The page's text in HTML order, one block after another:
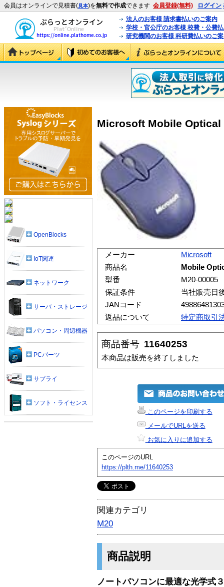
会員はオンラインで見積書(見本)を無料で作成できます 会員登録(無料) ログイン
法人のお客様 請求書払いのご案内
学校・官公庁のお客様 校費・公費
研究機関のお客様 科研費払いのご
Microsoft Mobile Optical
メーカー
Microsoft
商品名
Mobile
型番
M20-00005
保証条件
当社販売日
JANコード
返品について
特定商取引
商品番号 11640253
本商品は販売を終了しました
このページを印刷する
メールでURLを送る
お気に入りに追加する
このページのURL
https://plth.me/11640253
関連カテゴリ
M20
商品説明
ノートパソコンに最適な光学式
OpenBlocks
IoT関連
ネットワーク
サーバ・ストレージ
パソコン・周辺機器
PCパーツ
サプライ
ソフト・ライセンス